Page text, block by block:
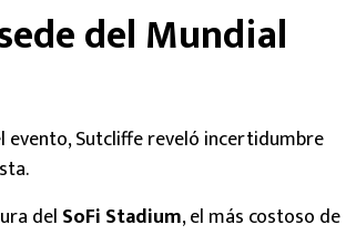
del Mundial
Sutcliffe reveló incertidumbre
del SoFi Stadium, el más costoso de